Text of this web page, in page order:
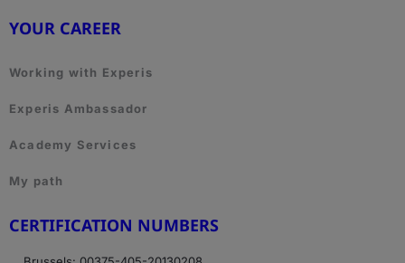
YOUR CAREER
Working with Experis
Experis Ambassador
Academy Services
My path
CERTIFICATION NUMBERS